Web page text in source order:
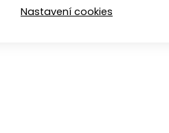
Nastavení cookies